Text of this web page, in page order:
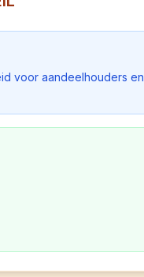
voor aandeelhouders en